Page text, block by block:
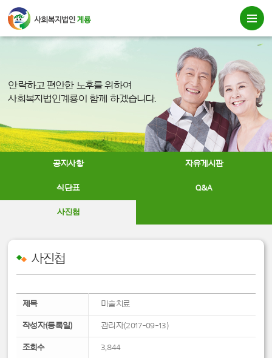
안락하고 편안한 노후를 위하여
사회복지법인계룡이 함께 하겠습니다.
공지사항 자유게시판
식단표 Q&A
사진첩
사진첩
제목 미술치료
작성자(등록일) 관리자(2017-09-13)
조회수 3,844